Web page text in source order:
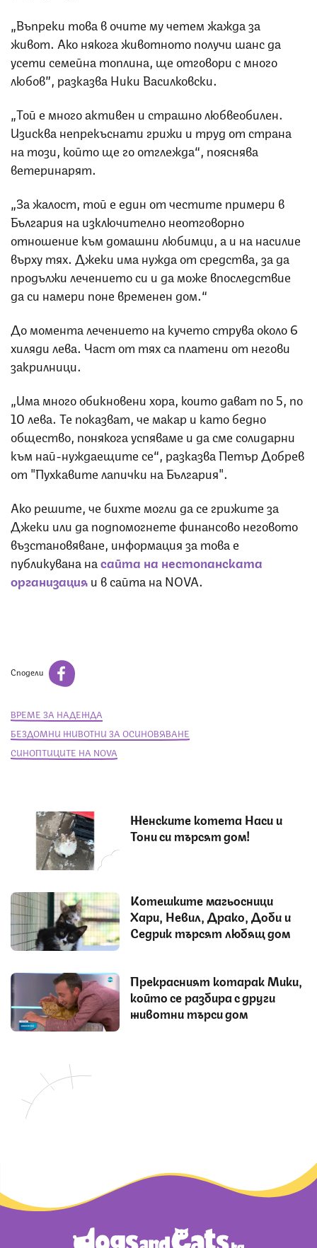
„Въпреки това в очите му четем жажда за
живот. Ако някога животното получи шанс да
усети семейна топлина, ще отговори с много
любов”, разказва Ники Василковски.
„Той е много активен и страшно любвеобилен.
Изисква непрекъснати грижи и труд от страна
на този, който ще го отглежда“, пояснява
ветеринарят.
„За жалост, той е един от честите примери в
България на изключително неотговорно
отношение към домашни любимци, а и на насилие
върху тях. Джеки има нужда от средства, за да
продължи лечението си и да може впоследствие
да си намери поне временен дом.“
До момента лечението на кучето струва около 6
хиляди лева. Част от тях са платени от негови
закрилници.
„Има много обикновени хора, които дават по 5, по
10 лева. Те показват, че макар и като бедно
общество, понякога успяваме и да сме солидарни
към най-нуждаещите се“, разказва Петър Добрев
от "Пухкавите лапички на България".
Ако решите, че бихте могли да се грижите за
Джеки или да подпомогнете финансово неговото
възстановяване, информация за това е
публикувана насайта на нестопанската
организацияи в сайта на NOVA.
Сподели
ВРЕМЕ ЗА НАДЕЖДА
БЕЗДОМНИ ЖИВОТНИ ЗА ОСИНОВЯВАНЕ
СИНОПТИЦИТЕ НА NOVA
Женските котета Наси и
Тони си търсят дом!
Котешките магьосници
Хари, Невил, Драко, Доби и
Седрик търсят любящ дом
Прекрасният котарак Мики,
който се разбира с други
животни търси дом